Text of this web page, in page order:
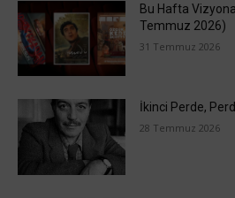
Bu Hafta
Temmuz 2026)
31 Temmuz 2026
İkinci Perde,
28 Temmuz 2026